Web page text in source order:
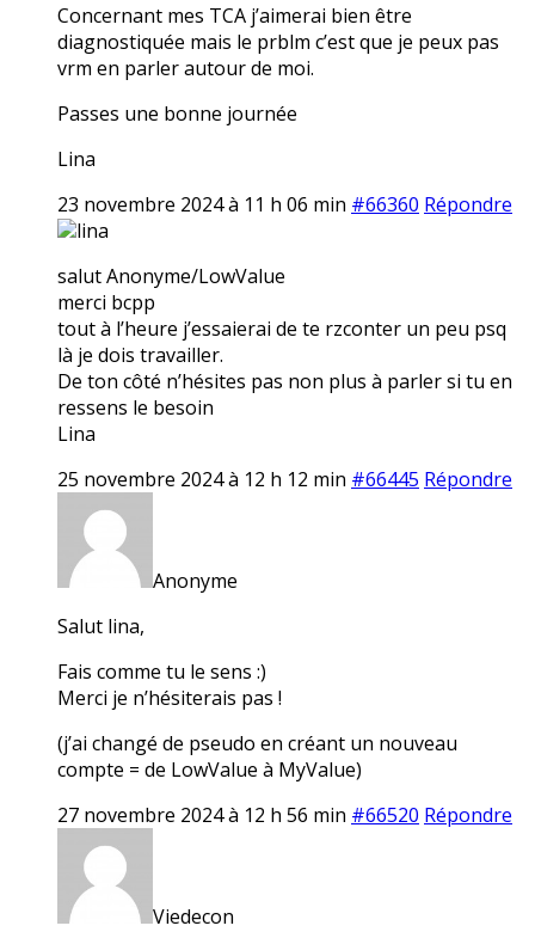
Concernant mes TCA j’aimerai bien être
diagnostiquée mais le prblm c’est que je peux pas
vrm en parler autour de moi.
Passes une bonne journée
Lina
23 novembre 2024 à 11 h 06 min #66360 Répondre
lina
salut Anonyme/LowValue
merci bcpp
tout à l’heure j’essaierai de te rzconter un peu psq
là je dois travailler.
De ton côté n’hésites pas non plus à parler si tu en
ressens le besoin
Lina
25 novembre 2024 à 12 h 12 min #66445 Répondre
Anonyme
Salut lina,
Fais comme tu le sens :)
Merci je n’hésiterais pas !
(j’ai changé de pseudo en créant un nouveau
compte = de LowValue à MyValue)
27 novembre 2024 à 12 h 56 min #66520 Répondre
Viedecon